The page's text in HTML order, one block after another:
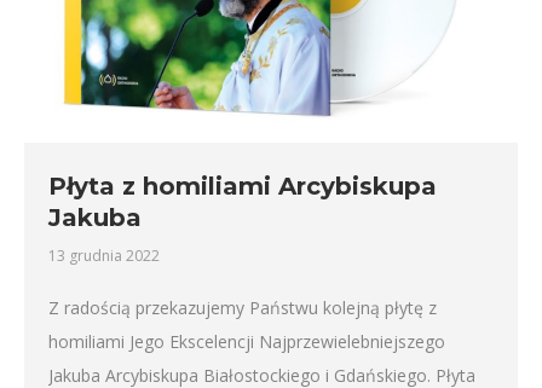
Płyta z homiliami Arcybiskupa
Jakuba
13 grudnia 2022
Z radością przekazujemy Państwu kolejną płytę z
homiliami Jego Ekscelencji Najprzewielebniejszego
Jakuba Arcybiskupa Białostockiego i Gdańskiego. Płyta